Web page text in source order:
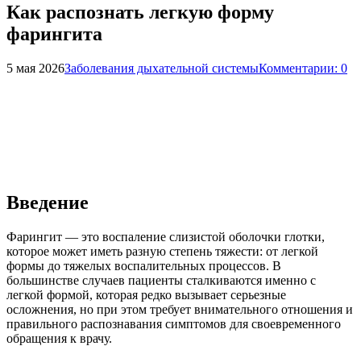
Как распознать легкую форму
фарингита
5 мая 2026Заболевания дыхательной системыКомментарии: 0
Введение
Фарингит — это воспаление слизистой оболочки глотки,
которое может иметь разную степень тяжести: от легкой
формы до тяжелых воспалительных процессов. В
большинстве случаев пациенты сталкиваются именно с
легкой формой, которая редко вызывает серьезные
осложнения, но при этом требует внимательного отношения и
правильного распознавания симптомов для своевременного
обращения к врачу.